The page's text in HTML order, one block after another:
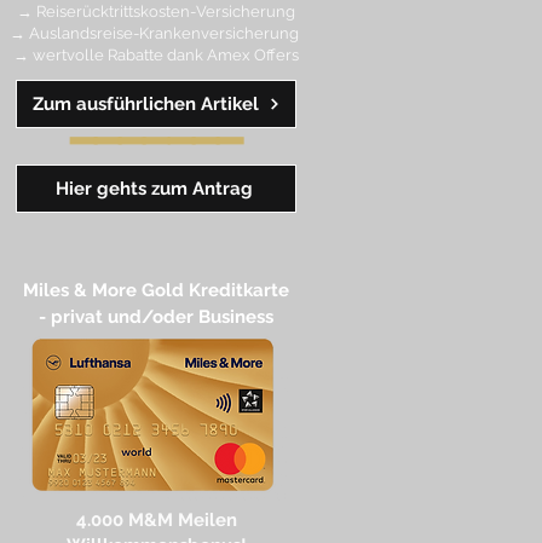
→ Reiserücktrittskosten-Versicherung
→ Auslandsreise-Krankenversicherung
→ wertvolle Rabatte dank Amex Offers
━━━━━━━
Zum ausführlichen Artikel
Hier gehts zum Antrag
Miles & More Gold Kreditkarte​
- privat und/oder Business
4.000 M&M Meilen